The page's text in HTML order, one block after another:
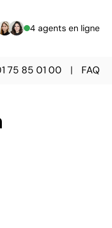
4 agents en ligne
75 85 01 00 | FAQ